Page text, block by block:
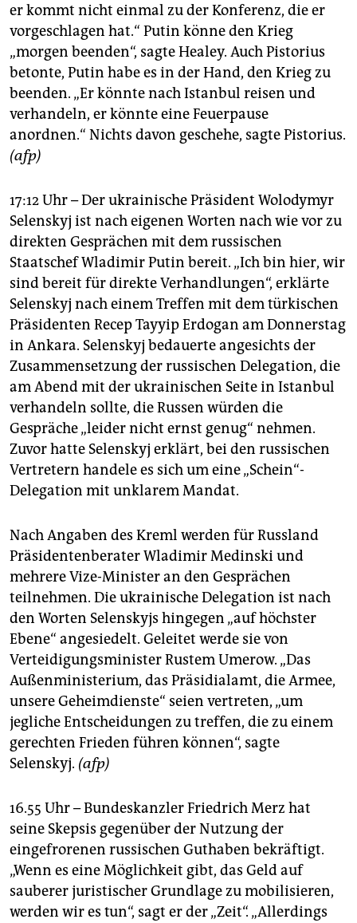
er kommt nicht einmal zu der Konferenz, die er
vorgeschlagen hat.“ Putin könne den Krieg
„morgen beenden“, sagte Healey. Auch Pistorius
betonte, Putin habe es in der Hand, den Krieg zu
beenden. „Er könnte nach Istanbul reisen und
verhandeln, er könnte eine Feuerpause
anordnen.“ Nichts davon geschehe, sagte Pistorius.
(afp)
17:12 Uhr – Der ukrainische Präsident Wolodymyr
Selenskyj ist nach eigenen Worten nach wie vor zu
direkten Gesprächen mit dem russischen
Staatschef Wladimir Putin bereit. „Ich bin hier, wir
sind bereit für direkte Verhandlungen“, erklärte
Selenskyj nach einem Treffen mit dem türkischen
Präsidenten Recep Tayyip Erdogan am Donnerstag
in Ankara. Selenskyj bedauerte angesichts der
Zusammensetzung der russischen Delegation, die
am Abend mit der ukrainischen Seite in Istanbul
verhandeln sollte, die Russen würden die
Gespräche „leider nicht ernst genug“ nehmen.
Zuvor hatte Selenskyj erklärt, bei den russischen
Vertretern handele es sich um eine „Schein“-
Delegation mit unklarem Mandat.
Nach Angaben des Kreml werden für Russland
Präsidentenberater Wladimir Medinski und
mehrere Vize-Minister an den Gesprächen
teilnehmen. Die ukrainische Delegation ist nach
den Worten Selenskyjs hingegen „auf höchster
Ebene“ angesiedelt. Geleitet werde sie von
Verteidigungsminister Rustem Umerow. „Das
Außenministerium, das Präsidialamt, die Armee,
unsere Geheimdienste“ seien vertreten, „um
jegliche Entscheidungen zu treffen, die zu einem
gerechten Frieden führen können“, sagte
Selenskyj. (afp)
16.55 Uhr – Bundeskanzler Friedrich Merz hat
seine Skepsis gegenüber der Nutzung der
eingefrorenen russischen Guthaben bekräftigt.
„Wenn es eine Möglichkeit gibt, das Geld auf
sauberer juristischer Grundlage zu mobilisieren,
werden wir es tun“, sagt er der „Zeit“. „Allerdings